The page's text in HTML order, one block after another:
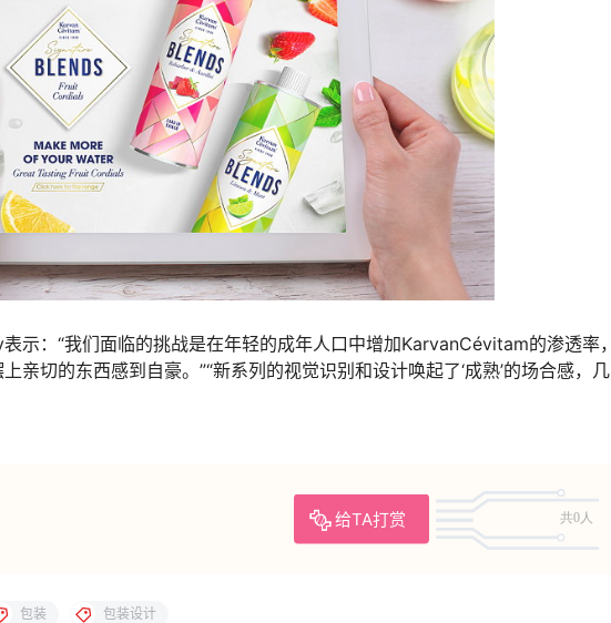
示：“我们面临的挑战是在年轻的成年人口中增加KarvanCévitam的渗透率，
亲切的东西感到自豪。”“新系列的视觉识别和设计唤起了‘成熟’的场合感，几
给TA打赏 共0人
包装 包装设计